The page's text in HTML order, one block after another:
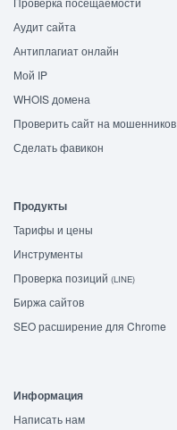
Аудит сайта
Антиплагиат онлайн
Мой IP
WHOIS домена
Проверить сайт на мошенников
Сделать фавикон
Продукты
Тарифы и цены
Инструменты
Проверка позиций (LINE)
Биржа сайтов
SEO расширение для Chrome
Информация
Написать нам